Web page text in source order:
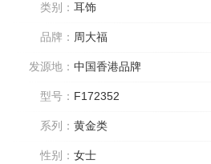
类别： 耳饰
品牌： 周大福
发源地： 中国香港品牌
型号： F172352
系列： 黄金类
性别： 女士